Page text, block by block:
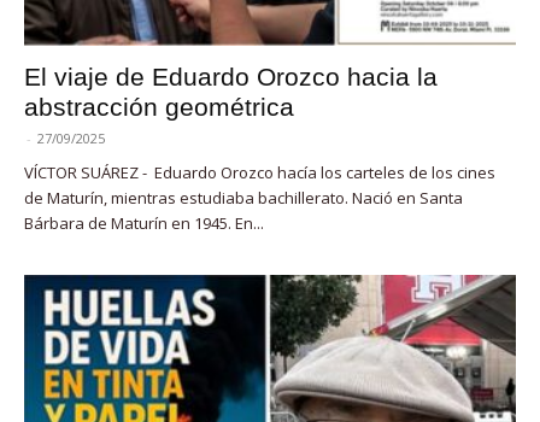
El viaje de Eduardo Orozco hacia la
abstracción geométrica
- 27/09/2025
VÍCTOR SUÁREZ - Eduardo Orozco hacía los carteles de los cines
de Maturín, mientras estudiaba bachillerato. Nació en Santa
Bárbara de Maturín en 1945. En...